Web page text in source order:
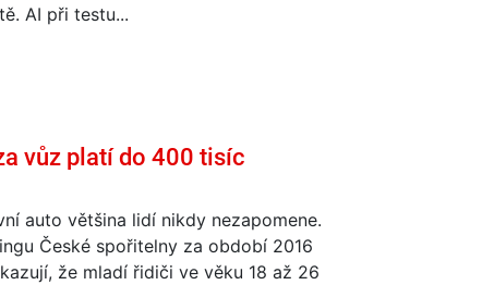
AI při testu...
vůz platí do 400 tisíc
auto většina lidí nikdy nezapomene.
České spořitelny za období 2016
že mladí řidiči ve věku 18 až 26